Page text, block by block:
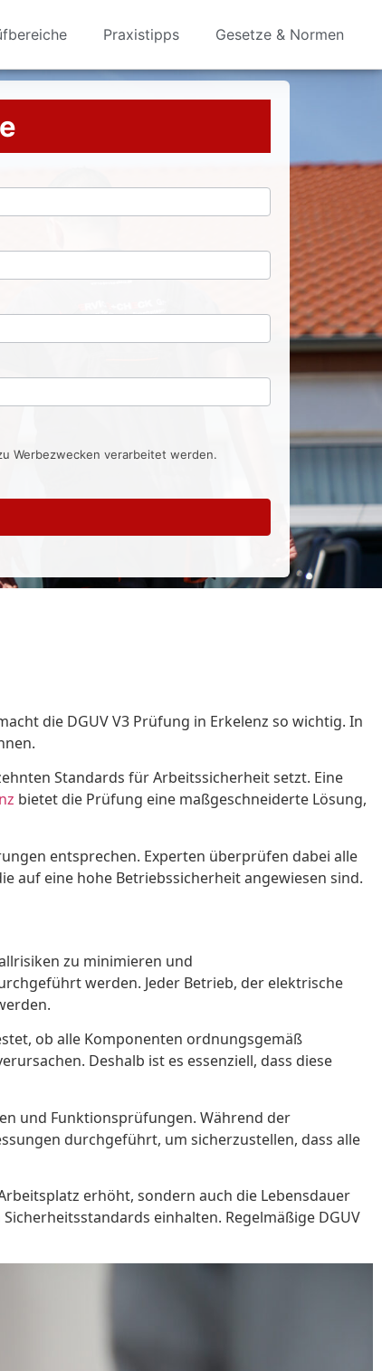
Praxistipps Gesetze & Normen
Werbezwecken verarbeitet werden.
die DGUV V3 Prüfung in Erkelenz so wichtig. In
Standards für Arbeitssicherheit setzt. Eine
bietet die Prüfung eine maßgeschneiderte Lösung,
entsprechen. Experten überprüfen dabei alle
auf eine hohe Betriebssicherheit angewiesen sind.
zu minimieren und
werden. Jeder Betrieb, der elektrische
ob alle Komponenten ordnungsgemäß
Deshalb ist es essenziell, dass diese
und Funktionsprüfungen. Während der
durchgeführt, um sicherzustellen, dass alle
erhöht, sondern auch die Lebensdauer
einhalten. Regelmäßige DGUV